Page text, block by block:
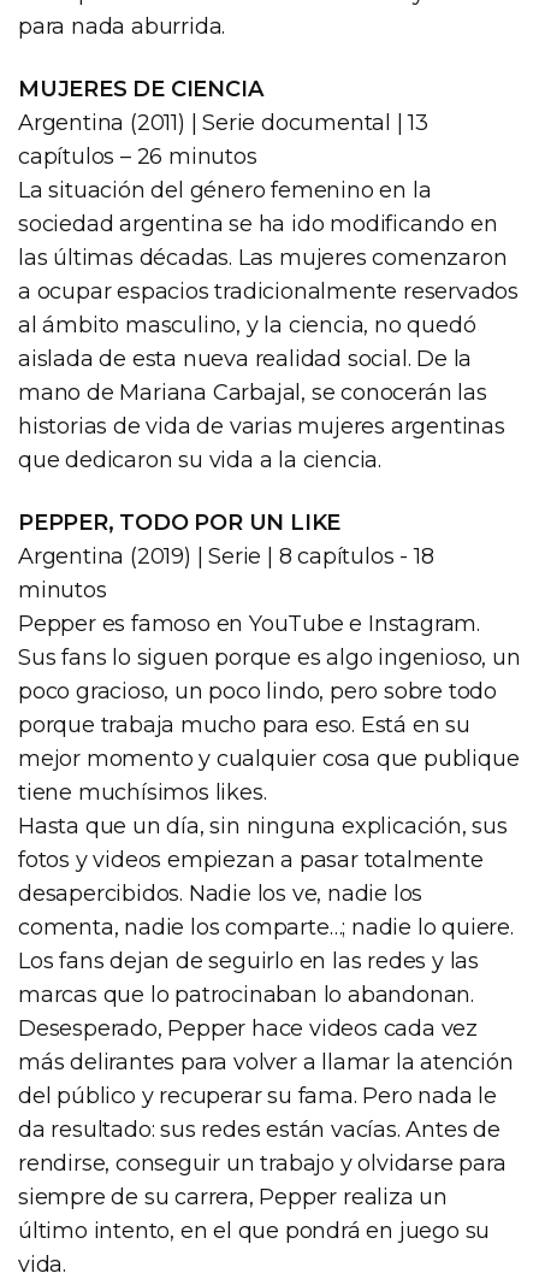
para nada aburrida.
MUJERES DE CIENCIA
Argentina (2011) | Serie documental | 13
capítulos – 26 minutos
La situación del género femenino en la
sociedad argentina se ha ido modificando en
las últimas décadas. Las mujeres comenzaron
a ocupar espacios tradicionalmente reservados
al ámbito masculino, y la ciencia, no quedó
aislada de esta nueva realidad social. De la
mano de Mariana Carbajal, se conocerán las
historias de vida de varias mujeres argentinas
que dedicaron su vida a la ciencia.
PEPPER, TODO POR UN LIKE
Argentina (2019) | Serie | 8 capítulos - 18
minutos
Pepper es famoso en YouTube e Instagram.
Sus fans lo siguen porque es algo ingenioso, un
poco gracioso, un poco lindo, pero sobre todo
porque trabaja mucho para eso. Está en su
mejor momento y cualquier cosa que publique
tiene muchísimos likes.
Hasta que un día, sin ninguna explicación, sus
fotos y videos empiezan a pasar totalmente
desapercibidos. Nadie los ve, nadie los
comenta, nadie los comparte…; nadie lo quiere.
Los fans dejan de seguirlo en las redes y las
marcas que lo patrocinaban lo abandonan.
Desesperado, Pepper hace videos cada vez
más delirantes para volver a llamar la atención
del público y recuperar su fama. Pero nada le
da resultado: sus redes están vacías. Antes de
rendirse, conseguir un trabajo y olvidarse para
siempre de su carrera, Pepper realiza un
último intento, en el que pondrá en juego su
vida.